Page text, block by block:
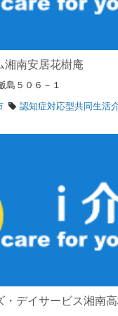
湘南安居花樹庵
島５０６－１
認知症対応型共同生活
・デイサービス湘南